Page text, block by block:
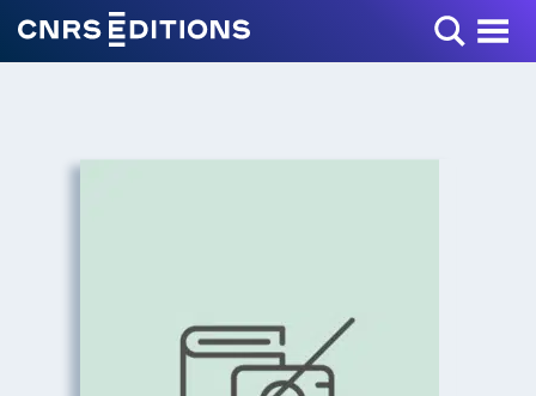
Toggle Menu